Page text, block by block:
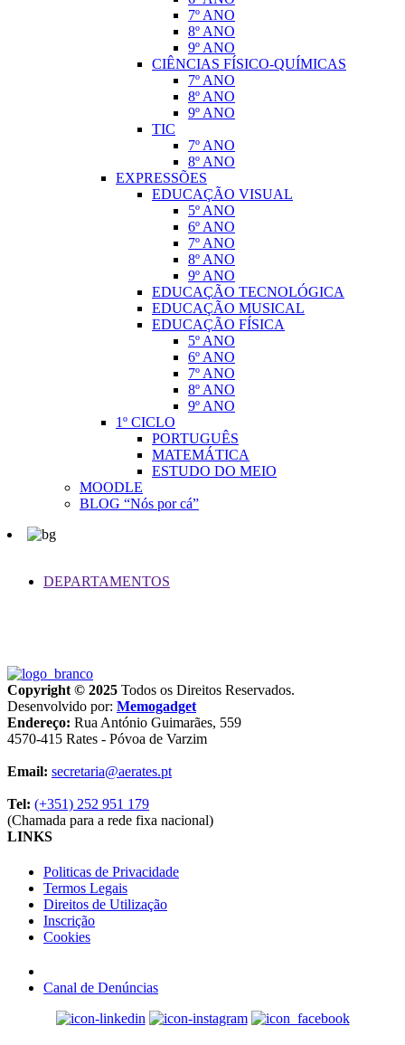
7º ANO
8º ANO
9º ANO
CIÊNCIAS FÍSICO-QUÍMICAS
7º ANO
8º ANO
9º ANO
TIC
7º ANO
8º ANO
EXPRESSÕES
EDUCAÇÃO VISUAL
5º ANO
6º ANO
7º ANO
8º ANO
9º ANO
EDUCAÇÃO TECNOLÓGICA
EDUCAÇÃO MUSICAL
EDUCAÇÃO FÍSICA
5º ANO
6º ANO
7º ANO
8º ANO
9º ANO
1º CICLO
PORTUGUÊS
MATEMÁTICA
ESTUDO DO MEIO
MOODLE
BLOG “Nós por cá”
DEPARTAMENTOS
Copyright © 2025 Todos os Direitos Reservados.
Desenvolvido por: Memogadget
Endereço: Rua António Guimarães, 559
4570-415 Rates - Póvoa de Varzim
Email: secretaria@aerates.pt
Tel: (+351) 252 951 179
(Chamada para a rede fixa nacional)
LINKS
Politicas de Privacidade
Termos Legais
Direitos de Utilização
Inscrição
Cookies
Canal de Denúncias